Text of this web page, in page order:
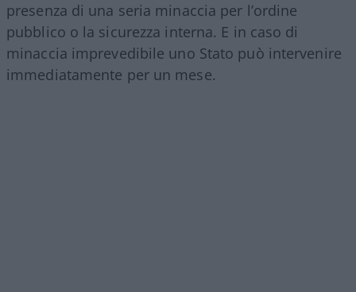
presenza di una seria minaccia per l’ordine
pubblico o la sicurezza interna. E in caso di
minaccia imprevedibile uno Stato può intervenire
immediatamente per un mese.